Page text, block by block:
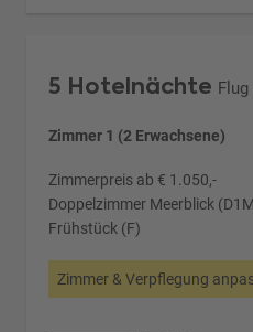
5 Hotelnächte Flug
Zimmer 1 (2 Erwachsene)
Zimmerpreis ab € 1.050,-
Doppelzimmer Meerblick
Frühstück (F)
Zimmer & Verpflegung